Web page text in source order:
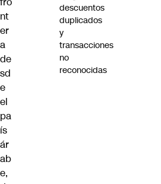
nt
er
a
de
sd
e
el
pa
ís
ár
ab
e,
descuentos
duplicados
y
transacciones
no
reconocidas